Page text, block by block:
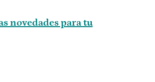
novedades para tu